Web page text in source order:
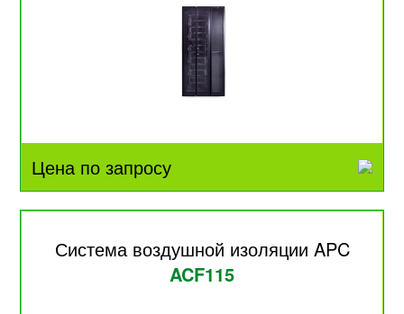
Цена по запросу
Система воздушной изоляции APC
ACF115